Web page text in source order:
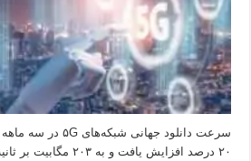
۲۰ درصد افزایش یافت و